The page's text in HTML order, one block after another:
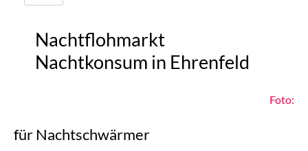
Nachtflohmarkt
Nachtkonsum in Ehrenfeld
Foto:
für Nachtschwärmer